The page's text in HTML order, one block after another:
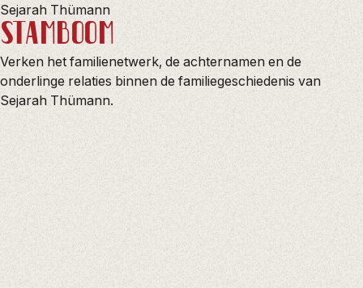
Sejarah Thümann
STAMBOOM
Verken het familienetwerk, de achternamen en de
onderlinge relaties binnen de familiegeschiedenis van
Sejarah Thümann.